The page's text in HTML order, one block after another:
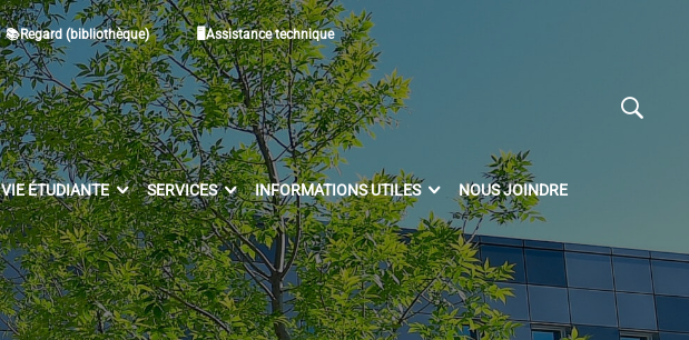
📚Regard (bibliothèque) 🖥Assistance technique
VIE ÉTUDIANTE SERVICES INFORMATIONS UTILES NOUS JOINDRE